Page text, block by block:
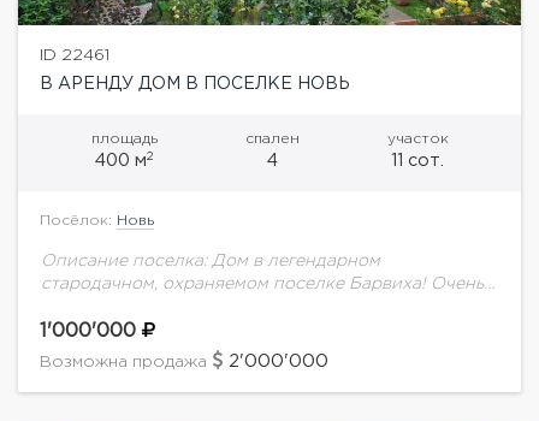
ID 22461
В АРЕНДУ ДОМ В ПОСЕЛКЕ НОВЬ
площадь
400 м2
спален
4
участок
11 сот.
Посёлок: Новь
Описание поселка: Дом в легендарном
стародачном, охраняемом поселке Барвиха! Очень
транспорте. Поселок с инфраструктурой : детские
площадки, магазин, прогулочные зоны, спортивные...
1'000'000
Возможна продажа 2'000'000